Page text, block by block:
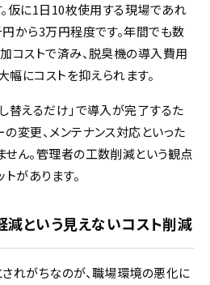
仮に1日10枚使用する現場であれ
から3万円程度です。年間でも数
コストで済み、脱臭機の導入費用
にコストを抑えられます。
替えるだけ」で導入が完了するた
変更、メンテナンス対応といった
ん。管理者の工数削減という観点
があります。
という見えないコスト削減
れがちなのが、職場環境の悪化に